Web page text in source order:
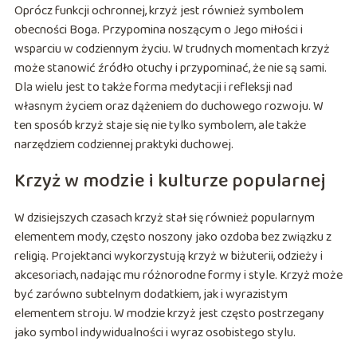
Oprócz funkcji ochronnej, krzyż jest również symbolem
obecności Boga. Przypomina noszącym o Jego miłości i
wsparciu w codziennym życiu. W trudnych momentach krzyż
może stanowić źródło otuchy i przypominać, że nie są sami.
Dla wielu jest to także forma medytacji i refleksji nad
własnym życiem oraz dążeniem do duchowego rozwoju. W
ten sposób krzyż staje się nie tylko symbolem, ale także
narzędziem codziennej praktyki duchowej.
Krzyż w modzie i kulturze popularnej
W dzisiejszych czasach krzyż stał się również popularnym
elementem mody, często noszony jako ozdoba bez związku z
religią. Projektanci wykorzystują krzyż w biżuterii, odzieży i
akcesoriach, nadając mu różnorodne formy i style. Krzyż może
być zarówno subtelnym dodatkiem, jak i wyrazistym
elementem stroju. W modzie krzyż jest często postrzegany
jako symbol indywidualności i wyraz osobistego stylu.